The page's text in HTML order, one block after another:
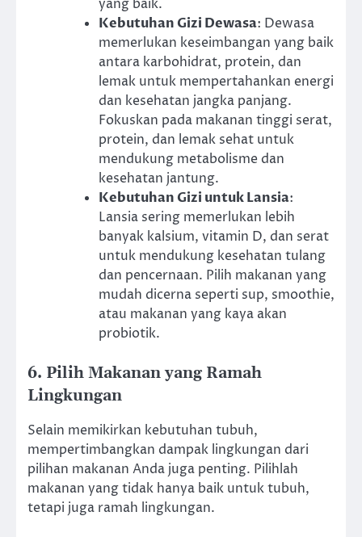
yang baik.
Kebutuhan Gizi Dewasa: Dewasa
memerlukan keseimbangan yang baik
antara karbohidrat, protein, dan
lemak untuk mempertahankan energi
dan kesehatan jangka panjang.
Fokuskan pada makanan tinggi serat,
protein, dan lemak sehat untuk
mendukung metabolisme dan
kesehatan jantung.
Kebutuhan Gizi untuk Lansia:
Lansia sering memerlukan lebih
banyak kalsium, vitamin D, dan serat
untuk mendukung kesehatan tulang
dan pencernaan. Pilih makanan yang
mudah dicerna seperti sup, smoothie,
atau makanan yang kaya akan
probiotik.
6. Pilih Makanan yang Ramah
Lingkungan
Selain memikirkan kebutuhan tubuh,
mempertimbangkan dampak lingkungan dari
pilihan makanan Anda juga penting. Pilihlah
makanan yang tidak hanya baik untuk tubuh,
tetapi juga ramah lingkungan.